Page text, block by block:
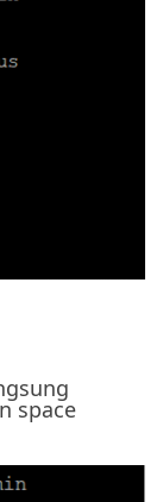
space